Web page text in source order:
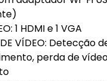
1 HDMI e 1 VGA
DE VÍDEO: Detecção
perda de